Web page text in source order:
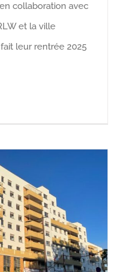
collaboration avec
et la ville
leur rentrée 2025